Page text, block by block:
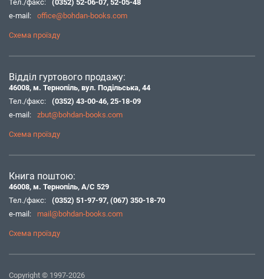
Тел./факс:
(0352) 52-06-07, 52-05-48
e-mail:
office@bohdan-books.com
Схема проїзду
Відділ гуртового продажу:
46008, м. Тернопіль, вул. Подільська, 44
Тел./факс:
(0352) 43-00-46, 25-18-09
e-mail:
zbut@bohdan-books.com
Схема проїзду
Книга поштою:
46008, м. Тернопіль, А/С 529
Тел./факс:
(0352) 51-97-97, (067) 350-18-70
e-mail:
mail@bohdan-books.com
Схема проїзду
Copyright © 1997-2026